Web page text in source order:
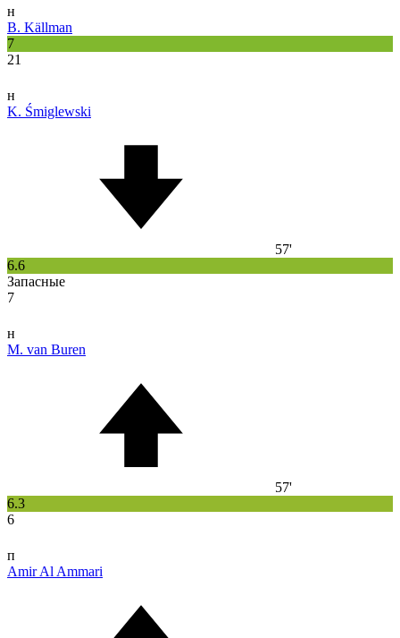
н
B. Källman
7
21
н
K. Śmiglewski
57'
6.6
Запасные
7
н
M. van Buren
57'
6.3
6
п
Amir Al Ammari